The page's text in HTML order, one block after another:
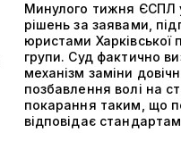
Минулого тижня ЄСПЛ
рішень за заявами,
юристами Харківської
групи. Суд фактично
механізм заміни
позбавлення волі на
покарання таким, що
відповідає